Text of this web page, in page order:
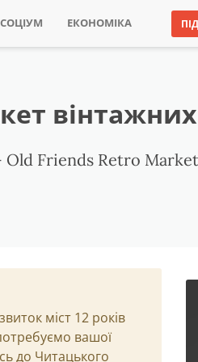
СОЦІУМ ЕКОНОМІКА
Old Friends Retro
міст 12 років
вашої
до Читацького